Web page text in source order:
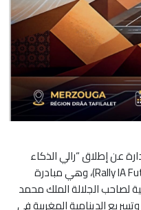
عن إطلاق “رالي الذكاء
الاصطناعي مختبر المستقبل” (Rally IA Future Lab)، وهي مبادرة
لصاحب الجلالة الملك محمد
الدينامية المغربية في